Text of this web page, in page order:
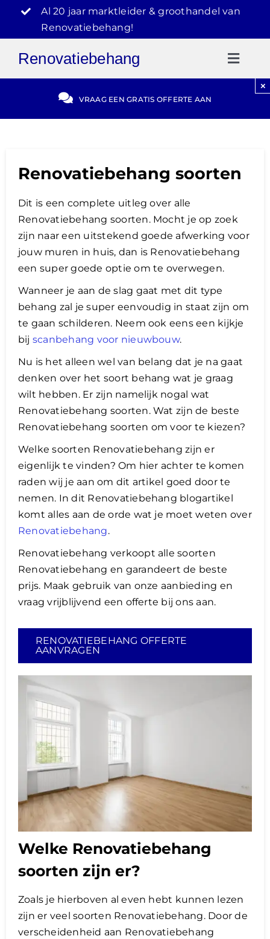
inhoud
Al 20 jaar marktleider & groothandel van
Renovatiebehang!
Renovatiebehang
Gratis Offerte
Video Reviews
VRAAG EEN GRATIS OFFERTE AAN
×
Renovatiebehang soorten
Dit is een complete uitleg over alle
Renovatiebehang soorten. Mocht je op zoek
zijn naar een uitstekend goede afwerking voor
jouw muren in huis, dan is Renovatiebehang
een super goede optie om te overwegen.
Wanneer je aan de slag gaat met dit type
behang zal je super eenvoudig in staat zijn om
te gaan schilderen. Neem ook eens een kijkje
bij scanbehang voor nieuwbouw.
Nu is het alleen wel van belang dat je na gaat
denken over het soort behang wat je graag
wilt hebben. Er zijn namelijk nogal wat
Renovatiebehang soorten. Wat zijn de beste
Renovatiebehang soorten om voor te kiezen?
​Welke soorten Renovatiebehang zijn er
eigenlijk te vinden? Om hier achter te komen
raden wij je aan om dit artikel goed door te
nemen. In dit Renovatiebehang blogartikel
komt alles aan de orde wat je moet weten over
Renovatiebehang.
Renovatiebehang verkoopt alle soorten
Renovatiebehang en garandeert de beste
prijs. Maak gebruik van onze aanbieding en
vraag vrijblijvend een offerte bij ons aan.
RENOVATIEBEHANG OFFERTE
AANVRAGEN
Welke Renovatiebehang
soorten zijn er?
Zoals je hierboven al even hebt kunnen lezen
zijn er veel soorten Renovatiebehang. Door de
verscheidenheid aan Renovatiebehang